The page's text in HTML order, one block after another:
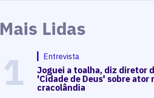
Mais Lidas
1 Entrevista
Joguei a toalha, diz diretor
'Cidade de Deus' sobre ator
cracolândia